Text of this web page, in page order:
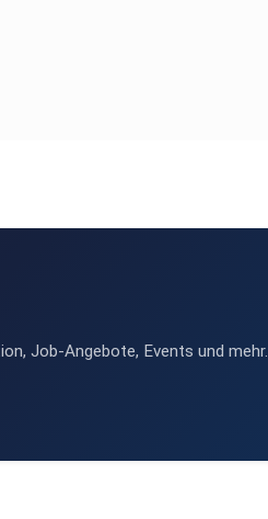
Job-Angebote, Events und mehr.